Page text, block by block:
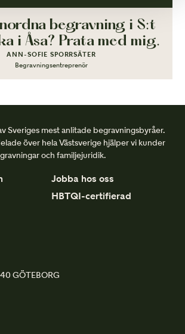
begravning i S:t
i Åsa? Prata med mig.
ANN-SOFIE SPORRSÄTER
Begravningsentreprenör
Sveriges mest anlitade begravningsbyråer.
över hela Västsverige hjälper vi kunder
och familjejuridik.
Jobba hos oss
HBTQI-certifierad
GÖTEBORG